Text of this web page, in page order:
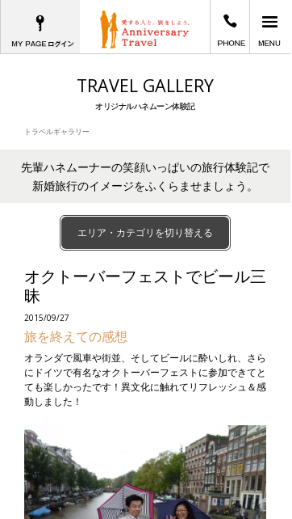
愛する人と、旅をし
TRAVEL GALLERY
オリジナルハネムーン体験記
トラベルギャラリー
先輩ハネムーナーの笑顔いっぱいの旅行体験記で
新婚旅行のイメージをふくらませましょう。
エリア・カテゴリを切り替える
オクトーバーフェストでビール三
昧
2015/09/27
旅を終えての感想
オランダで風車や街並、そしてビールに酔いしれ、さら
にドイツで有名なオクトーバーフェストに参加できてと
ても楽しかったです！異文化に触れてリフレッシュ＆感
動しました！